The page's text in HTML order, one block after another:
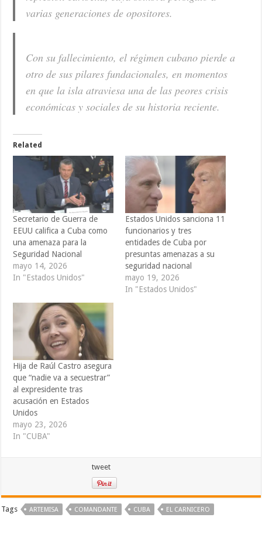
varias generaciones de opositores.
Con su fallecimiento, el régimen cubano pierde a
otro de sus pilares fundacionales, en momentos
en que la isla atraviesa una de las peores crisis
económicas y sociales de su historia reciente.
Related
Secretario de Guerra de
EEUU califica a Cuba como
una amenaza para la
Seguridad Nacional
mayo 14, 2026
In "Estados Unidos"
Estados Unidos sanciona 11
funcionarios y tres
entidades de Cuba por
presuntas amenazas a su
seguridad nacional
mayo 19, 2026
In "Estados Unidos"
Hija de Raúl Castro asegura
que “nadie va a secuestrar”
al expresidente tras
acusación en Estados
Unidos
mayo 23, 2026
In "CUBA"
tweet
Tags ARTEMISA COMANDANTE CUBA EL CARNICERO